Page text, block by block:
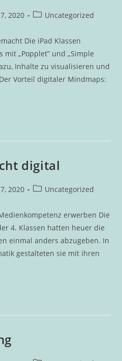
2020
Beitrags-
Uncategorized
Die iPad Klassen
„Popplet” und „Simple
Inhalte zu visualisieren und
Vorteil digitaler Mindmaps:
digital
2020
Beitrags-
Uncategorized
erwerben Die
4. Klassen hatten heuer die
einmal anders abzugeben. In
gestalteten sie mit ihren